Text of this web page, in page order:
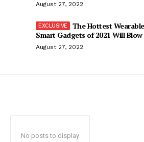
August 27, 2022
The Hottest
Smart Gadgets of 2021 Will
August 27, 2022
No posts to display